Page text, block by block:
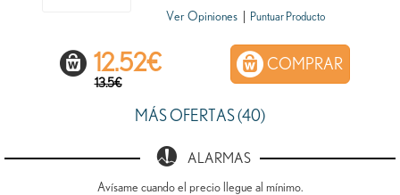
Ver Opiniones Puntuar Producto
13.5€
12.52€ COMPRAR
MÁS OFERTAS (40)
ALARMAS
Avísame cuando el precio llegue al mínimo.